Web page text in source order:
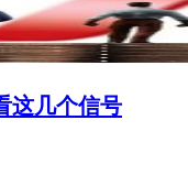
这几个信号